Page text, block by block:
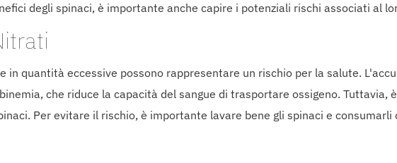
degli spinaci, è importante anche capire i potenziali rischi associati al
in quantità eccessive possono rappresentare un rischio per la salute.
che riduce la capacità del sangue di trasportare ossigeno. Tuttavia,
Per evitare il rischio, è importante lavare bene gli spinaci e consumarli